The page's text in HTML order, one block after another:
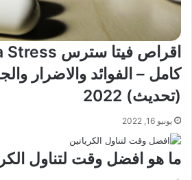
كامل – الفوائد والاضرار
(تحديث) 2022
يونيو 16, 2022
ما هو افضل وقت لتناول